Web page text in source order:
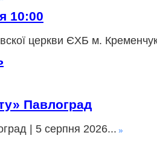
10:00
церкви ЄХБ м.
Павлоград
| 5 серпня 2026...